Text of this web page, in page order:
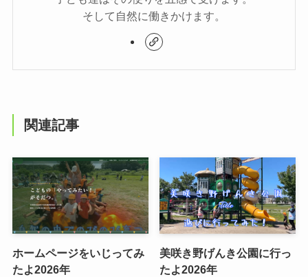
そして自然に働きかけます。
関連記事
ホームページをいじってみ
たよ2026年
美咲き野げんき公園に行っ
たよ2026年